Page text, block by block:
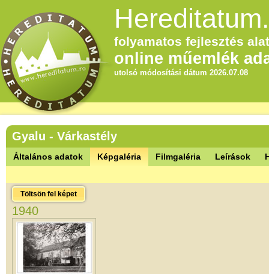
folyamatos fejlesztés
online műemlék
utolsó módosítási dátum 2026.07.08
Gyalu - Várkastély
Általános adatok Képgaléria Filmgaléria Leírások
Töltsön fel képet
1940